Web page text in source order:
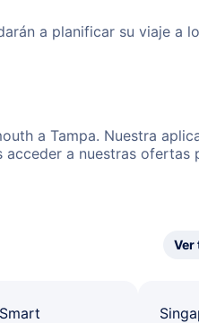
a planificar su viaje a
a Tampa. Nuestra
a nuestras ofertas
Ver